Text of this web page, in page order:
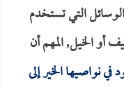
التي تستخدم
أو الخيل, المهم أن
في نواصيها الخير إلى